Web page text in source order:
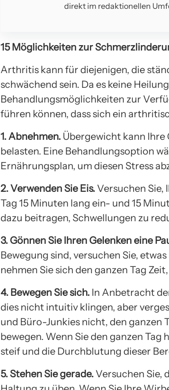
direkt im redaktionellen
15 Möglichkeiten zur
Arthritis kann für diejenigen, die
schwächend sein. Da es keine
Behandlungsmöglichkeiten zur
führen können, dass sich ein
1. Abnehmen. Übergewicht kann Ihre
belasten. Eine Behandlungsoption
Ernährungsplan, um diesen Stress
2. Verwenden Sie Eis. Versuchen Sie,
Tag 15 Minuten lang ein- und 15
dazu beitragen, Schwellungen zu
3. Gönnen Sie Ihren Gelenken eine
Bewegung sind, versuchen Sie,
nehmen Sie sich den ganzen Tag
4. Bewegen Sie sich. In Anbetracht
dies nicht intuitiv klingen, aber
und Büro-Junkies nicht, den ganzen
bewegen. Wenn Sie den ganzen Tag
steif und die Durchblutung dieser
5. Stehen Sie gerade. Versuchen Sie,